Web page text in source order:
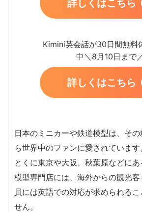
詳しくはこちら
Kimini英会話が30日間無料
中＼8月10日まで
詳しくはこちら
日本のミニカーや鉄道模型は、そ
ら世界中のファンに愛されています
とくに東京や大阪、秋葉原などに
模型専門店には、海外からの観光
員には英語での対応が求められる
せん。